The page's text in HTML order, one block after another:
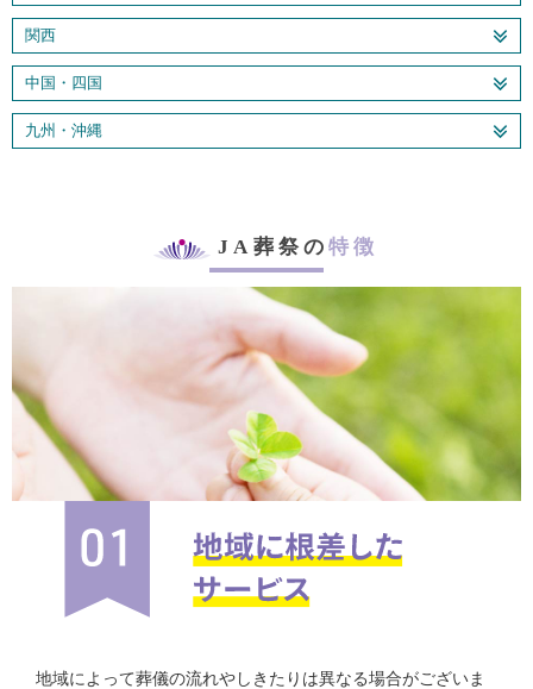
関西
中国・四国
九州・沖縄
JA葬祭の特徴
地域によって葬儀の流れやしきたりは異なる場合がございま